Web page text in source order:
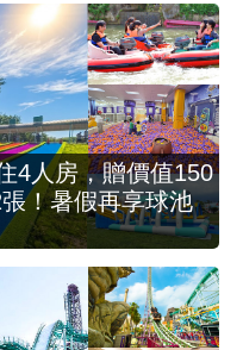
4人房，贈價值150
！暑假再享球池